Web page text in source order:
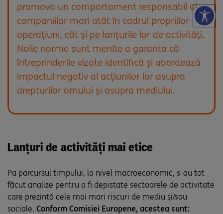
promova un comportament responsabil al
companiilor mari atât în cadrul propriilor
operațiuni, cât și pe lanțurile lor de activități.
Noile norme sunt menite a garanta că
întreprinderile vizate identifică și abordează
impactul negativ al acțiunilor lor asupra
drepturilor omului și asupra mediului.
Lanțuri de activități mai etice
Pa parcursul timpului, la nivel macroeconomic, s-au tot
făcut analize pentru a fi depistate sectoarele de activitate
care prezintă cele mai mari riscuri de mediu și/sau
sociale. Conform Comisiei Europene, acestea sunt: